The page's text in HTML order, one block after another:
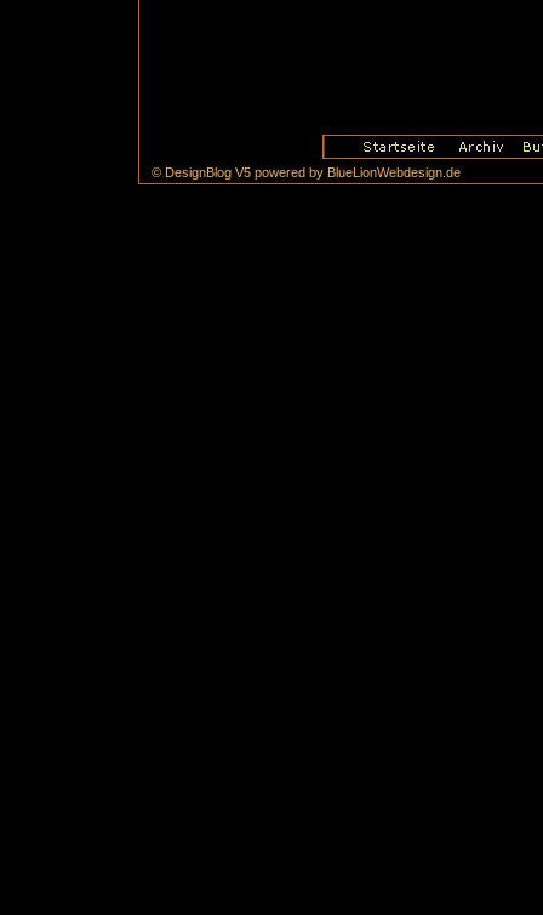
© DesignBlog V5 powered by BlueLionWebdesign.de